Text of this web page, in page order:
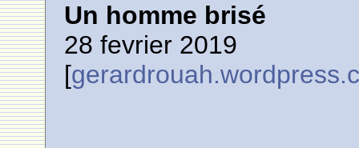
Un homme brisé
28 fevrier 2019
[